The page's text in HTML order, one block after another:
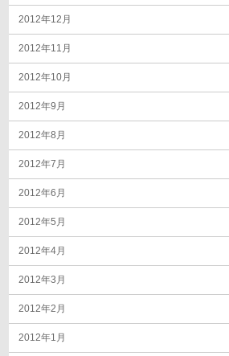
2012年12月
2012年11月
2012年10月
2012年9月
2012年8月
2012年7月
2012年6月
2012年5月
2012年4月
2012年3月
2012年2月
2012年1月